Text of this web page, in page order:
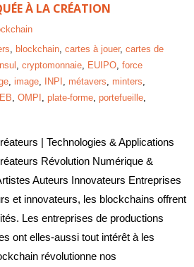
À LA CRÉATION
, blockchain, cartes à jouer, cartes de
, cryptomonnaie, EUIPO, force
, image, INPI , métavers, minters,
, OMPI , plate-forme, portefueille,
| Technologies & Applications
Révolution Numérique &
Auteurs Innovateurs Entreprises
et innovateurs, les blockchains offrent
Les entreprises de productions
ont elles-aussi tout intérêt à les
révolutionne nos